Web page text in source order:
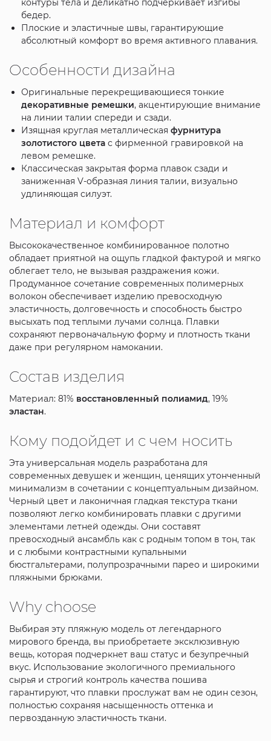
контуры тела и деликатно подчеркивает изгибы
бедер.
Плоские и эластичные швы, гарантирующие
абсолютный комфорт во время активного плавания.
Особенности дизайна
Оригинальные перекрещивающиеся тонкие
декоративные ремешки, акцентирующие внимание
на линии талии спереди и сзади.
Изящная круглая металлическая фурнитура
золотистого цветас фирменной гравировкой на
левом ремешке.
Классическая закрытая форма плавок сзади и
заниженная V-образная линия талии, визуально
удлиняющая силуэт.
Материал и комфорт
Высококачественное комбинированное полотно
обладает приятной на ощупь гладкой фактурой и мягко
облегает тело, не вызывая раздражения кожи.
Продуманное сочетание современных полимерных
волокон обеспечивает изделию превосходную
эластичность, долговечность и способность быстро
высыхать под теплыми лучами солнца. Плавки
сохраняют первоначальную форму и плотность ткани
даже при регулярном намокании.
Состав изделия
Материал: 81% восстановленный полиамид, 19%
эластан.
Кому подойдет и с чем носить
Эта универсальная модель разработана для
современных девушек и женщин, ценящих утонченный
минимализм в сочетании с концептуальным дизайном.
Черный цвет и лаконичная гладкая текстура ткани
позволяют легко комбинировать плавки с другими
элементами летней одежды. Они составят
превосходный ансамбль как с родным топом в тон, так
и с любыми контрастными купальными
бюстгальтерами, полупрозрачными парео и широкими
пляжными брюками.
Why choose
Выбирая эту пляжную модель от легендарного
мирового бренда, вы приобретаете эксклюзивную
вещь, которая подчеркнет ваш статус и безупречный
вкус. Использование экологичного премиального
сырья и строгий контроль качества пошива
гарантируют, что плавки прослужат вам не один сезон,
полностью сохраняя насыщенность оттенка и
первозданную эластичность ткани.